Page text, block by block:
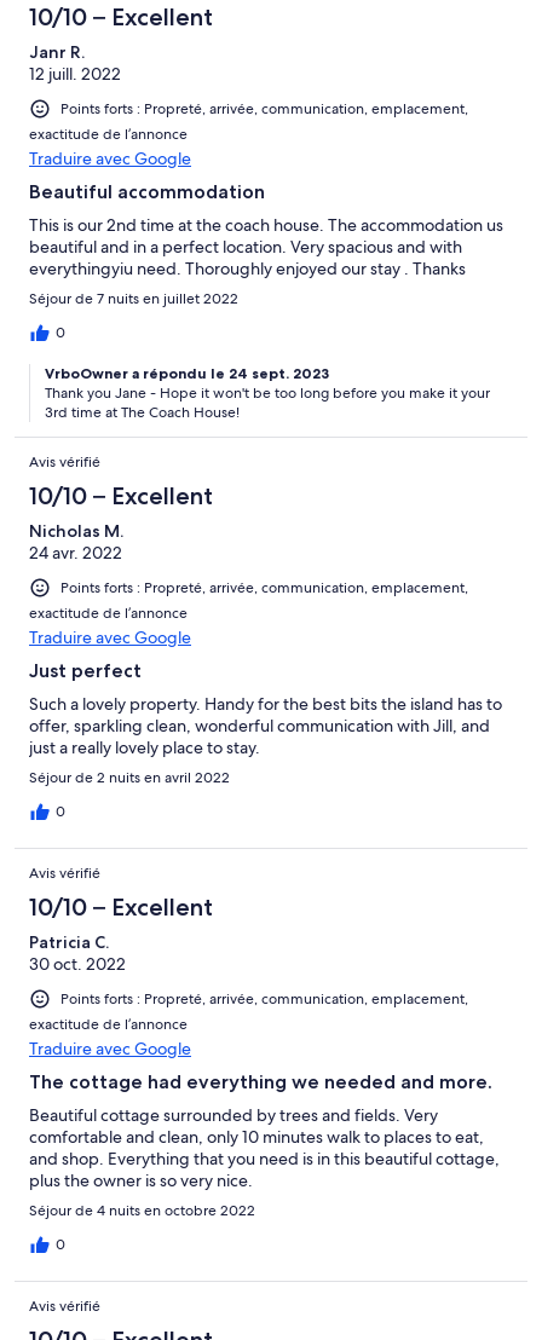
10/10 – Excellent
Janr R.
12 juill. 2022
Points forts : Propreté, arrivée, communication, emplacement,
exactitude de l’annonce
Traduire avec Google
Beautiful accommodation
This is our 2nd time at the coach house. The accommodation us
beautiful and in a perfect location. Very spacious and with
everythingyiu need. Thoroughly enjoyed our stay . Thanks
Séjour de 7 nuits en juillet 2022
0
VrboOwner a répondu le 24 sept. 2023
Thank you Jane - Hope it won't be too long before you make it your
3rd time at The Coach House!
Avis vérifié
10/10 – Excellent
Nicholas M.
24 avr. 2022
Points forts : Propreté, arrivée, communication, emplacement,
exactitude de l’annonce
Traduire avec Google
Just perfect
Such a lovely property. Handy for the best bits the island has to
offer, sparkling clean, wonderful communication with Jill, and
just a really lovely place to stay.
Séjour de 2 nuits en avril 2022
0
Avis vérifié
10/10 – Excellent
Patricia C.
30 oct. 2022
Points forts : Propreté, arrivée, communication, emplacement,
exactitude de l’annonce
Traduire avec Google
The cottage had everything we needed and more.
Beautiful cottage surrounded by trees and fields. Very
comfortable and clean, only 10 minutes walk to places to eat,
and shop. Everything that you need is in this beautiful cottage,
plus the owner is so very nice.
Séjour de 4 nuits en octobre 2022
0
Avis vérifié